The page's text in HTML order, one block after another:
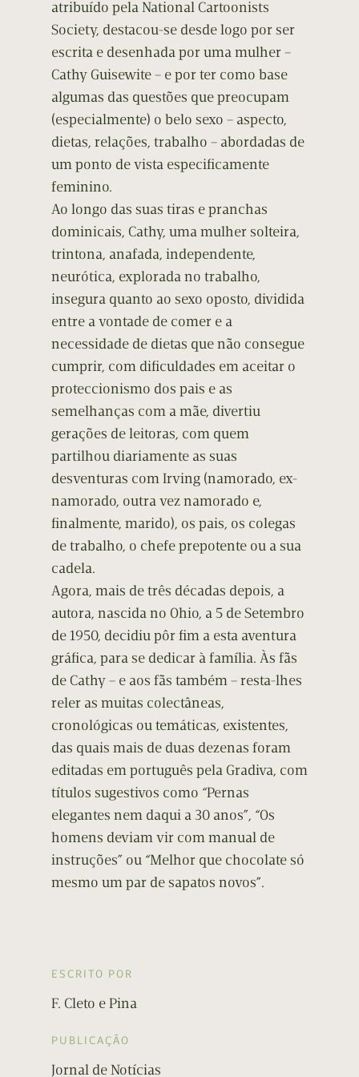
atribuído pela National Cartoonists
Society, destacou-se desde logo por ser
escrita e desenhada por uma mulher –
Cathy Guisewite – e por ter como base
algumas das questões que preocupam
(especialmente) o belo sexo – aspecto,
dietas, relações, trabalho – abordadas de
um ponto de vista especificamente
feminino.
Ao longo das suas tiras e pranchas
dominicais, Cathy, uma mulher solteira,
trintona, anafada, independente,
neurótica, explorada no trabalho,
insegura quanto ao sexo oposto, dividida
entre a vontade de comer e a
necessidade de dietas que não consegue
cumprir, com dificuldades em aceitar o
proteccionismo dos pais e as
semelhanças com a mãe, divertiu
gerações de leitoras, com quem
partilhou diariamente as suas
desventuras com Irving (namorado, ex-
namorado, outra vez namorado e,
finalmente, marido), os pais, os colegas
de trabalho, o chefe prepotente ou a sua
cadela.
Agora, mais de três décadas depois, a
autora, nascida no Ohio, a 5 de Setembro
de 1950, decidiu pôr fim a esta aventura
gráfica, para se dedicar à família. Às fãs
de Cathy – e aos fãs também – resta-lhes
reler as muitas colectâneas,
cronológicas ou temáticas, existentes,
das quais mais de duas dezenas foram
editadas em português pela Gradiva, com
títulos sugestivos como “Pernas
elegantes nem daqui a 30 anos”, “Os
homens deviam vir com manual de
instruções” ou “Melhor que chocolate só
mesmo um par de sapatos novos”.
ESCRITO POR
F. Cleto e Pina
PUBLICAÇÃO
Jornal de Notícias